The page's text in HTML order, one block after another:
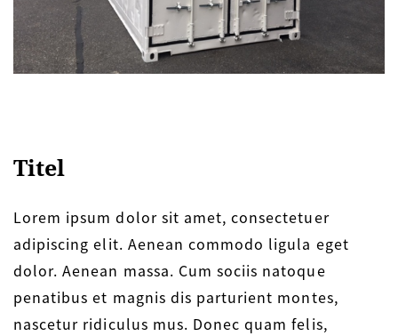
Titel
Lorem ipsum dolor sit amet, consectetuer
adipiscing elit. Aenean commodo ligula eget
dolor. Aenean massa. Cum sociis natoque
penatibus et magnis dis parturient montes,
nascetur ridiculus mus. Donec quam felis,